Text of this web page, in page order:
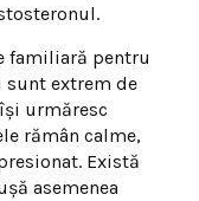
familiară pentru
sunt extrem de
urmăresc
rămân calme,
Există
asemenea